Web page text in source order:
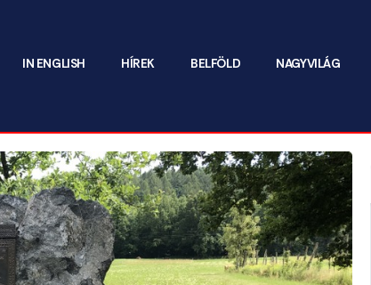
IN ENGLISH HÍREK BELFÖLD NAGYVILÁG